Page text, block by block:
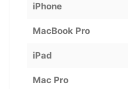
iPhone
MacBook Pro
iPad
Mac Pro